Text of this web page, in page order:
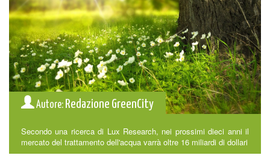
Autore: Redazione GreenCity
Secondo una ricerca di Lux Research, nei prossimi dieci anni il
mercato del trattamento dell'acqua varrà oltre 16 miliardi di dollari